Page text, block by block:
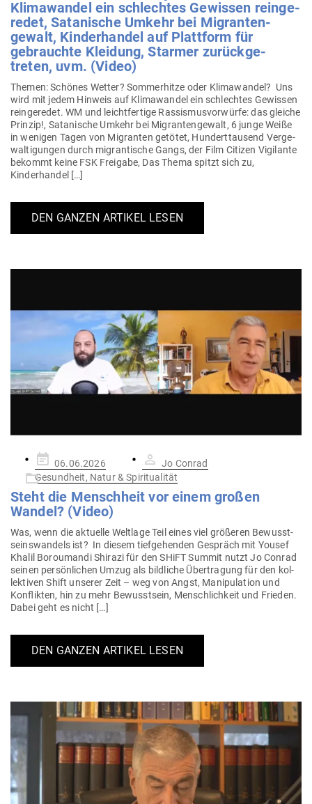
Kli­ma­wandel ein schlechtes Gewissen rein­ge­
redet, Sata­nische Umkehr bei Migran­ten­
gewalt, Kin­der­handel auf Plattform für
gebrauchte Kleidung, Starmer zurück­ge­
treten, uvm. (Video)
Themen: Schönes Wetter? Som­mer­hitze oder Kli­ma­wandel? Uns
wird mit jedem Hinweis auf Kli­ma­wandel ein schlechtes Gewissen
rein­ge­redet. WM und leicht­fertige Ras­sis­mus­vor­würfe: das gleiche
Prinzip!, Sata­nische Umkehr bei Migran­ten­gewalt, 6 junge Weiße
in wenigen Tagen von Migranten getötet, Hun­dert­tausend Ver­ge­
wal­ti­gungen durch migran­tische Gangs, der Film Citizen Vigi­lante
bekommt keine FSK Freigabe, Das Thema spitzt sich zu,
Kinderhandel […]
DEN GANZEN ARTIKEL LESEN
Gepostet
am
06.06.2026
Jo Conrad
Gesundheit, Natur & Spiritualität
Steht die Menschheit vor einem großen
Wandel? (Video)
Was, wenn die aktuelle Weltlage Teil eines viel grö­ßeren Bewusst­
seins­wandels ist? In diesem tief­ge­henden Gespräch mit Yousef
Khalil Boro­u­mandi Shirazi für den SHiFT Summit nutzt Jo Conrad
seinen per­sön­lichen Umzug als bild­liche Über­tragung für den kol­
lek­tiven Shift unserer Zeit – weg von Angst, Mani­pu­lation und
Kon­flikten, hin zu mehr Bewusstsein, Mensch­lichkeit und Frieden.
Dabei geht es nicht […]
DEN GANZEN ARTIKEL LESEN